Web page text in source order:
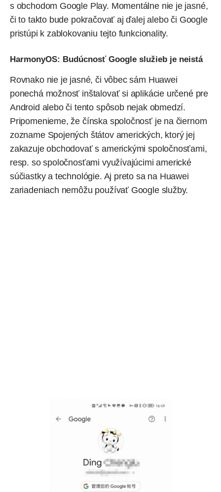
s obchodom Google Play. Momentálne nie je jasné,
či to takto bude pokračovať aj ďalej alebo či Google
pristúpi k zablokovaniu tejto funkcionality.
HarmonyOS: Budúcnosť Google služieb je neistá
Rovnako nie je jasné, či vôbec sám Huawei
ponechá možnosť inštalovať si aplikácie určené pre
Android alebo či tento spôsob nejak obmedzí.
Pripomenieme, že čínska spoločnosť je na čiernom
zozname Spojených štátov amerických, ktorý jej
zakazuje obchodovať s americkými spoločnosťami,
resp. so spoločnosťami využívajúcimi americké
súčiastky a technológie. Aj preto sa na Huawei
zariadeniach nemôžu používať Google služby.